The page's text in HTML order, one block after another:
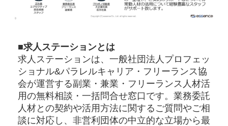
■求人ステーションとは
求人ステーションは、一般社団法人プロフェッ
ショナル&パラレルキャリア・フリーランス協
会が運営する副業・兼業・フリーランス人材活
用の無料相談・一括問合せ窓口です。業務委託
人材との契約や活用方法に関するご質問やご相
談に対応し、非営利団体の中立的な立場から最